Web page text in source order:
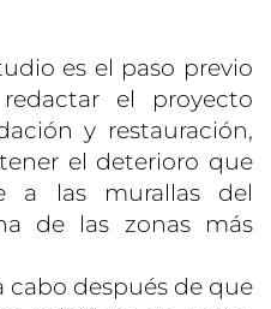
es el paso previo
el proyecto
y restauración,
el deterioro que
a las murallas del
de las zonas más
cabo después de que